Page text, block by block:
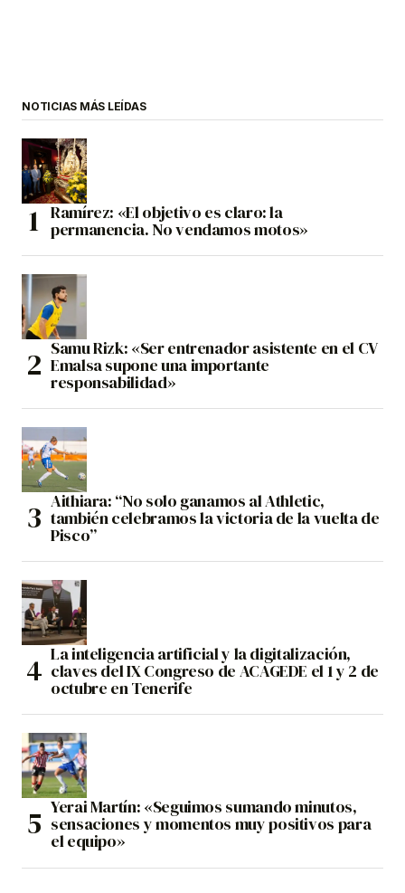
NOTICIAS MÁS LEÍDAS
Ramírez: «El objetivo es claro: la
permanencia. No vendamos motos»
Samu Rizk: «Ser entrenador asistente en el CV
Emalsa supone una importante
responsabilidad»
Aithiara: “No solo ganamos al Athletic,
también celebramos la victoria de la vuelta de
Pisco”
La inteligencia artificial y la digitalización,
claves del IX Congreso de ACAGEDE el 1 y 2 de
octubre en Tenerife
Yerai Martín: «Seguimos sumando minutos,
sensaciones y momentos muy positivos para
el equipo»